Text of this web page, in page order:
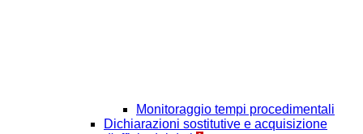
Monitoraggio tempi procedimentali
Dichiarazioni sostitutive e acquisizione